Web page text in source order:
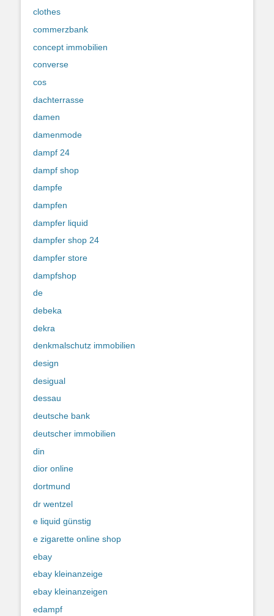
clothes
commerzbank
concept immobilien
converse
cos
dachterrasse
damen
damenmode
dampf 24
dampf shop
dampfe
dampfen
dampfer liquid
dampfer shop 24
dampfer store
dampfshop
de
debeka
dekra
denkmalschutz immobilien
design
desigual
dessau
deutsche bank
deutscher immobilien
din
dior online
dortmund
dr wentzel
e liquid günstig
e zigarette online shop
ebay
ebay kleinanzeige
ebay kleinanzeigen
edampf